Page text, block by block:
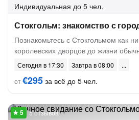
Индивидуальная до 5 чел.
Стокгольм: знакомство с
Познакомьтесь с Стокгольмом как
королевских дворцов до жизни
Сегодня в 17:30
Завтра в 08:00
от€295 за всё до 5 чел.
5 отзывов